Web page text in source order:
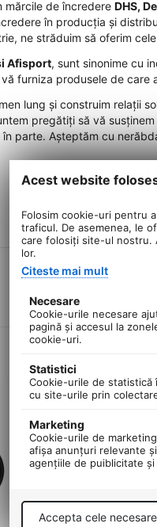
de încredere DHS,
în producția și
ne străduim să oferim
Afisport, sunt sinonime cu
furniza produsele de
lung și construim relații
pregătiți să vă
parte. Așteptăm cu
Acest website
Folosim cookie-uri pentru
traficul. De asemenea, le
care folosiți site-ul nostru.
lor.
Citeste mai mult
Necesare
Cookie-urile necesare
pagină şi accesul la
cookie-uri.
Statistici
Cookie-urile de statistică
cu site-urile prin
Marketing
Cookie-urile de
afişa anunţuri relevante
agenţiile de puiblicitate
Accepta cele necesare